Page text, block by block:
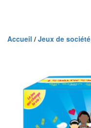
collection
classiques
Pièces
d’échecs
classiques
Accueil / Jeux de société